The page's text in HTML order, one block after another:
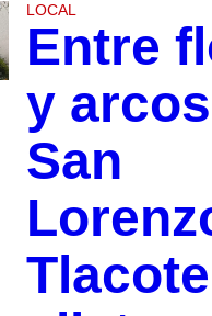
LOCAL
Entre
y
San